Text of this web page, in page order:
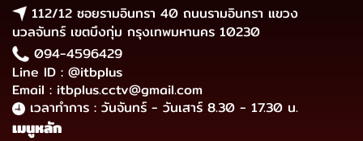
112/12 ซอยรามอินทรา 40 ถนนรามอินทรา แขวง
นวลจันทร์ เขตบึงกุ่ม กรุงเทพมหานคร 10230
094-4596429
Line ID : @itbplus
Email : itbplus.cctv@gmail.com
เวลาทำการ : วันจันทร์ - วันเสาร์ 8.30 - 17.30 น.
เมนูหลัก